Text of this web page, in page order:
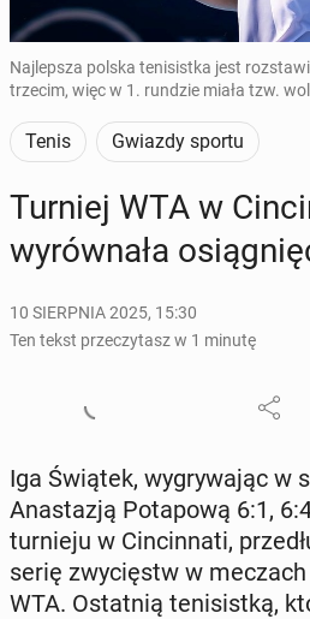
Najlepsza polska tenisistka jest
trzecim, więc w 1. rundzie miała tzw.
Tenis Gwiazdy sportu
Turniej WTA w
wy­rów­na­ła
10 SIERPNIA 2025, 15:30
Ten tekst przeczytasz w 1 minutę
Iga Świątek, wy­gry­wa­jąc w
Ana­sta­zją Po­ta­po­wą 6:1,
tur­nie­ju w Cin­cin­na­ti,
serię zwy­cięstw w
WTA. Ostat­nią te­ni­sist­ką,